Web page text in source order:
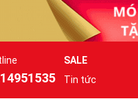
SALE
Tin tức